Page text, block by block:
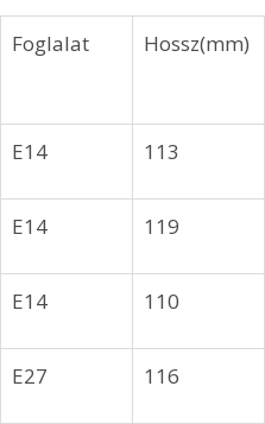
Foglalat Hossz(mm)
E14 113
E14 119
E14 110
E27 116